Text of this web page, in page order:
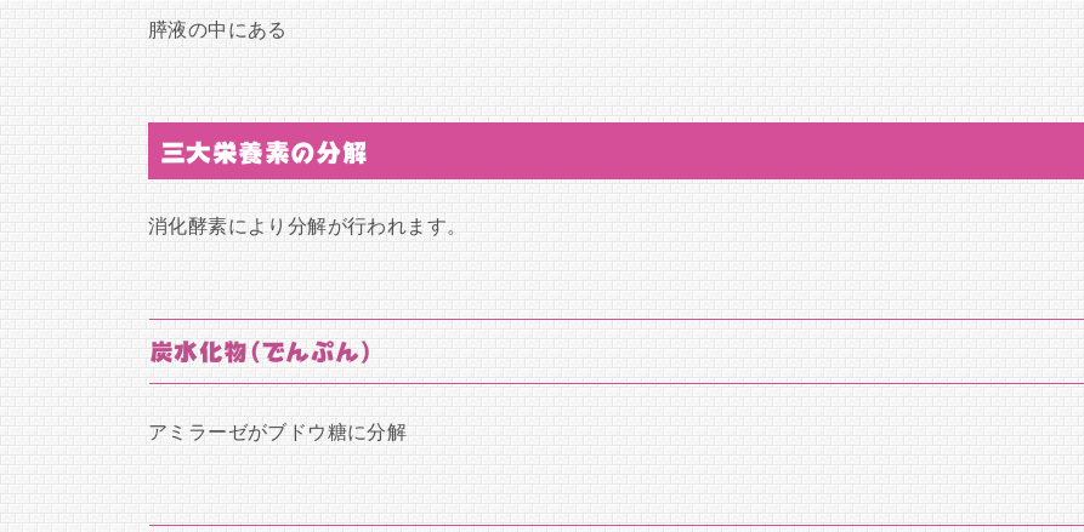
膵液の中にある
三大栄養素の分解
消化酵素により分解が行われます。
炭水化物(でんぷん)
アミラーゼがブドウ糖に分解